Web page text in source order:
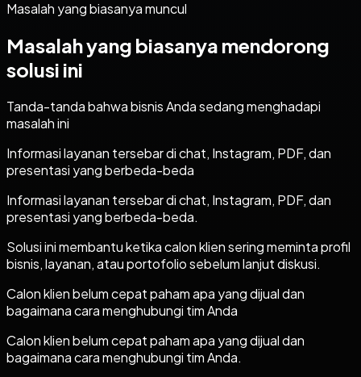
Masalah yang biasanya muncul
Masalah yang biasanya mendorong
solusi ini
Tanda-tanda bahwa bisnis Anda sedang menghadapi
masalah ini
Informasi layanan tersebar di chat, Instagram, PDF, dan
presentasi yang berbeda-beda
Informasi layanan tersebar di chat, Instagram, PDF, dan
presentasi yang berbeda-beda.
Solusi ini membantu ketika calon klien sering meminta profil
bisnis, layanan, atau portofolio sebelum lanjut diskusi.
Calon klien belum cepat paham apa yang dijual dan
bagaimana cara menghubungi tim Anda
Calon klien belum cepat paham apa yang dijual dan
bagaimana cara menghubungi tim Anda.